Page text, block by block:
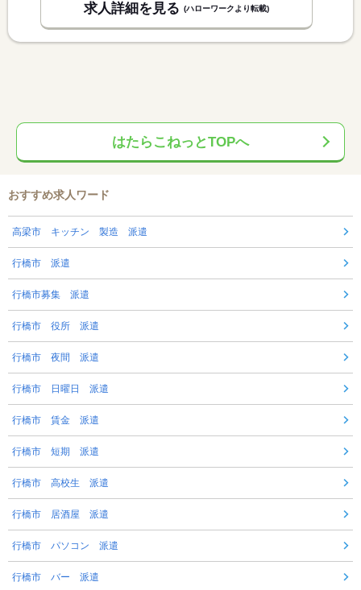
求人詳細を見る (ハローワークより転載)
はたらこねっとTOPへ
おすすめ求人ワード
高梁市 キッチン 製造 派遣
行橋市 派遣
行橋市募集 派遣
行橋市 役所 派遣
行橋市 夜間 派遣
行橋市 日曜日 派遣
行橋市 賃金 派遣
行橋市 短期 派遣
行橋市 高校生 派遣
行橋市 居酒屋 派遣
行橋市 パソコン 派遣
行橋市 バー 派遣